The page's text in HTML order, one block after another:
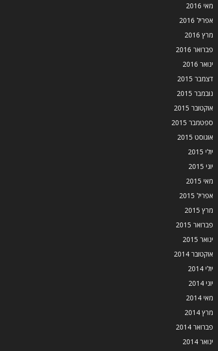
מאי 2016
אפריל 2016
מרץ 2016
פברואר 2016
ינואר 2016
דצמבר 2015
נובמבר 2015
אוקטובר 2015
ספטמבר 2015
אוגוסט 2015
יולי 2015
יוני 2015
מאי 2015
אפריל 2015
מרץ 2015
פברואר 2015
ינואר 2015
אוקטובר 2014
יולי 2014
יוני 2014
מאי 2014
מרץ 2014
פברואר 2014
ינואר 2014